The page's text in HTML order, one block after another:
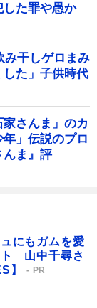
た罪や愚か
み干しゲロまみ
た」子供時代
さんま」のカ
」伝説のプロ
んま』評
にもガムを愛
ト 山中千尋さ
】
PR